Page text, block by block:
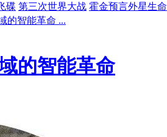
碟 第三次世界大战 霍金预言外星生命
的智能革命 ...
的智能革命